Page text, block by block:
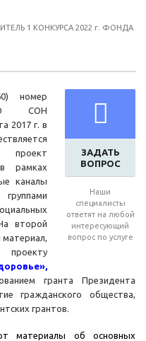
1 КОНКУРСА 2022 г. ФОНДА
ЗАДАТЬ
ВОПРОС
Наши
специалисты
ответят на любой
интересующий
вопрос по услуге
номер
СОН
2017 г. в
проект
рамках
каналы
второй
гранта Президента
гражданского общества,
грантов.
материалы об основных